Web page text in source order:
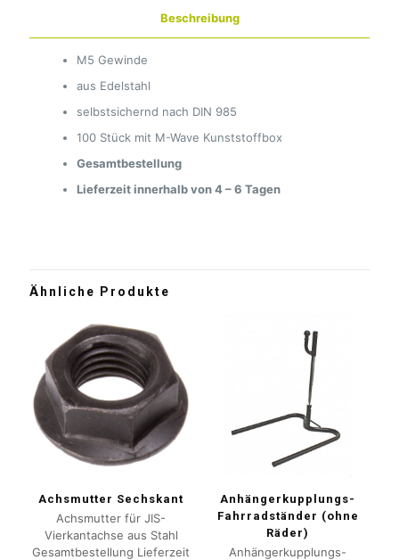
Beschreibung
M5 Gewinde
aus Edelstahl
selbstsichernd nach DIN 985
100 Stück mit M-Wave Kunststoffbox
Gesamtbestellung
Lieferzeit innerhalb von 4 – 6 Tagen
Ähnliche Produkte
Achsmutter Sechskant
Achsmutter für JIS-
Vierkantachse aus Stahl
Gesamtbestellung Lieferzeit
Anhängerkupplungs-
Fahrradständer (ohne
Räder)
Anhängerkupplungs-